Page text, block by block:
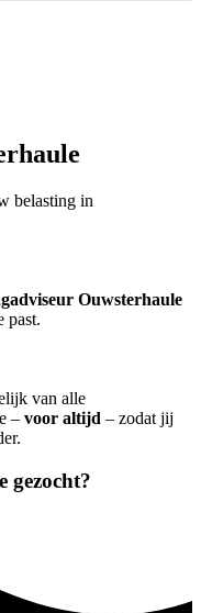
belasting in
Ouwsterhaule
past.
van alle
– voor altijd – zodat jij
gezocht?